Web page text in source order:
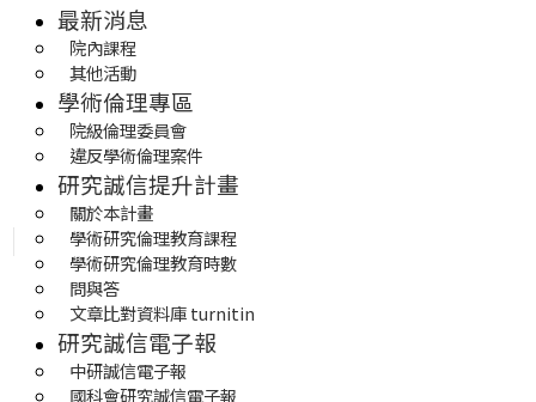
最新消息
院內課程
其他活動
學術倫理專區
院級倫理委員會
違反學術倫理案件
研究誠信提升計畫
關於本計畫
學術研究倫理教育課程
學術研究倫理教育時數
問與答
文章比對資料庫 turnitin
研究誠信電子報
中研誠信電子報
國科會研究誠信電子報